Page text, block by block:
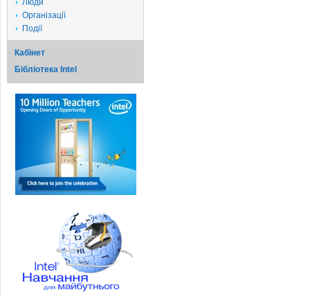
Люди
Організації
Події
Кабінет
Бібліотека Intel